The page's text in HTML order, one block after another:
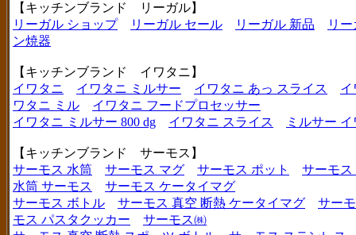
【キッチンブランド リーガル】
リーガル ショップ
リーガル セール リーガル 新品
リ
ン焼器
【キッチンブランド イワタニ】
イワタニ
イワタニ ミルサー イワタニ あっ スライス
イ
ワタニ ミル
イワタニ フードプロセッサー
イワタニ ミルサー 800 dg
イワタニ スライス ミルサー
【キッチンブランド サーモス】
サーモス 水筒
サーモス マグ サーモス ポット
サーモス
水筒 サーモス
サーモス ケータイマグ
サーモス ボトル
サーモス 真空 断熱 ケータイマグ
サー
モス パスタクッカー
サーモス㈱